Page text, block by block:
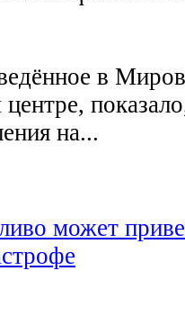
в
на...
может